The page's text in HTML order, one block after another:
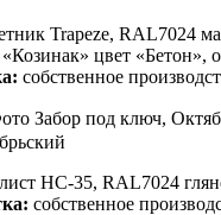
Trapeze, RAL7024
цвет «Бетон»,
собственное
НС-35, RAL7024
собственное